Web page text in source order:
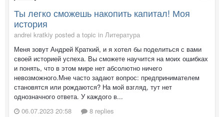
Ты легко сможешь накопить капитал! Моя
история
andrei kratkiy posted a topic in Литература
Меня зовут Андрей Краткий, и я хотел бы поделиться с вами
своей историей успеха. Вы сможете научится на моих ошибках
и понять, что в этом мире нет абсолютно ничего
невозможного.Мне часто задают вопрос: предпринимателем
становятся или рождаются? На мой взгляд, тут нет
однозначного ответа. У каждого в...
06.07.2023 20:58
8 replies